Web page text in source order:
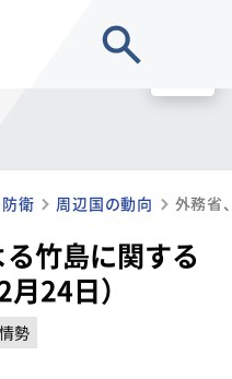
衛 周辺国の動向
竹島に関する
24日）
勢